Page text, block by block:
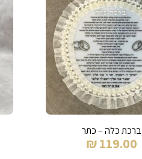
ברכת כלה – כתר
₪119.00